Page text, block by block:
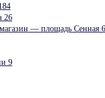
26
— площадь Сенная 6
9